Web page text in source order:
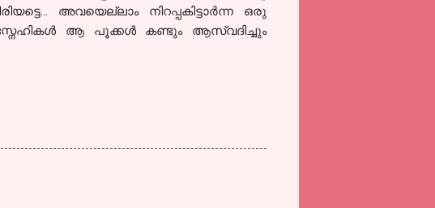
അവയെല്ലാം നിറപ്പകിട്ടാര്‍ന്ന ഒരു
ആ പൂക്കള്‍ കണ്ടും ആസ്വദിച്ചും